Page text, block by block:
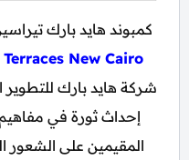
كمبوند هايد بارك
Terraces New Cairo
شركة هايد بارك
إحداث ثورة في
المقيمين على الشعور